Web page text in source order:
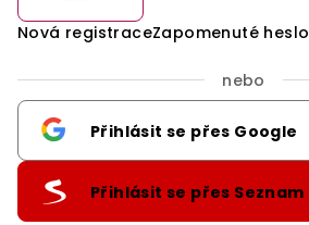
Nová registraceZapomenuté heslo
nebo
Přihlásit se přes Google
Přihlásit se přes Seznam